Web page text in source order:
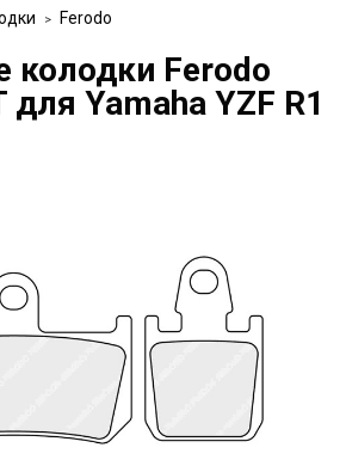
Ferodo
колодки Ferodo
для Yamaha YZF R1